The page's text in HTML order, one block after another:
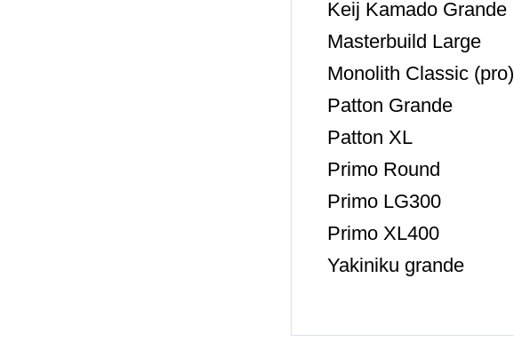
Keij Kamado Grande
Masterbuild Large
Monolith Classic (pro)
Patton Grande
Patton XL
Primo Round
Primo LG300
Primo XL400
Yakiniku grande